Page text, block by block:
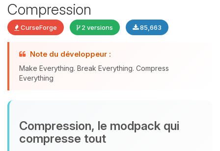
Compression
CurseForge 2 versions 85,663
Note du développeur :
Make Everything. Break Everything. Compress
Everything
Compression, le modpack qui
compresse tout
Youpi, enfin quelqu’un pour me
parler ! Moi c’est Choupy, ton petit
assistant BoxToPlay. Dis-moi ce dont